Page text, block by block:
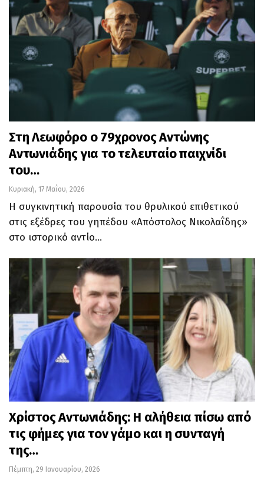
Στη Λεωφόρο ο 79χρονος Αντώνης
Αντωνιάδης για το τελευταίο παιχνίδι
του…
Κυριακή, 17 Μαΐου, 2026
Η συγκινητική παρουσία του θρυλικού επιθετικού
στις εξέδρες του γηπέδου «Απόστολος Νικολαΐδης»
στο ιστορικό αντίο…
Χρίστος Αντωνιάδης: Η αλήθεια πίσω από
τις φήμες για τον γάμο και η συνταγή
της…
Πέμπτη, 29 Ιανουαρίου, 2026